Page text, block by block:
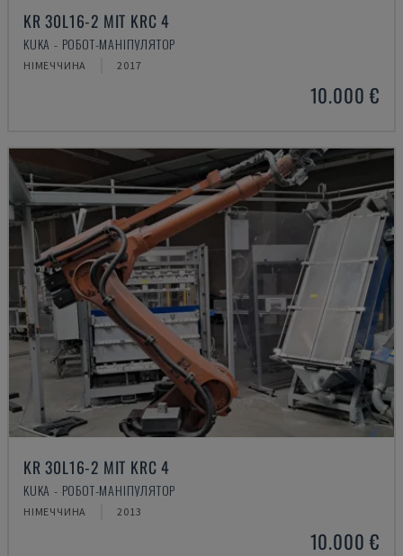
KR 30L16-2 MIT KRC 4
KUKA - РОБОТ-МАНІПУЛЯТОР
НІМЕЧЧИНА 2017
10.000 €
KR 30L16-2 MIT KRC 4
KUKA - РОБОТ-МАНІПУЛЯТОР
НІМЕЧЧИНА 2013
10.000 €